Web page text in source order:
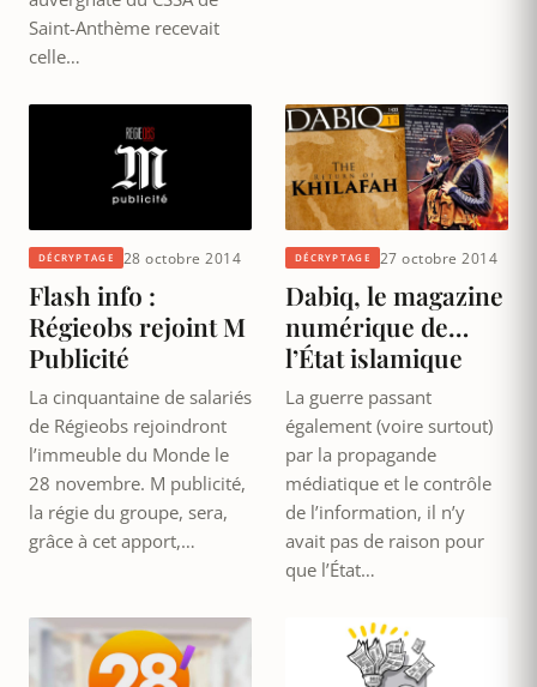
Saint-Anthème recevait
celle…
DÉCRYPTAGE 28 octobre 2014
Flash info :
Régieobs rejoint M
Publicité
La cinquantaine de salariés
de Régieobs rejoindront
l’immeuble du Monde le
28 novembre. M publicité,
la régie du groupe, sera,
grâce à cet apport,…
DÉCRYPTAGE 27 octobre 2014
Dabiq, le magazine
numérique de…
l’État islamique
La guerre passant
également (voire surtout)
par la propagande
médiatique et le contrôle
de l’information, il n’y
avait pas de raison pour
que l’État…